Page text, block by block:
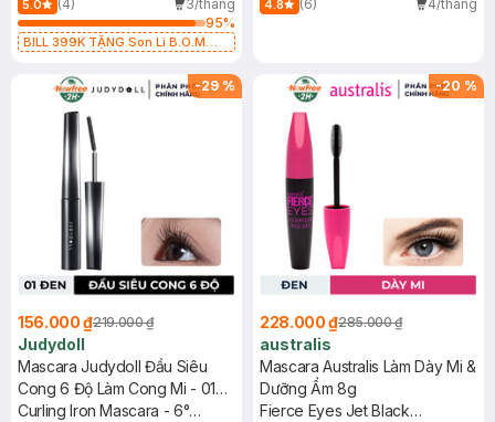
5.0 (4)
3/tháng
95%
BILL 399K TẶNG Son Lì B.O.M
(SL có hạn)
4.8 (6) 4/tháng
-29 %
156.000 ₫219.000 ₫
Judydoll
Mascara Judydoll Đầu Siêu
Cong 6 Độ Làm Cong Mi - 01
Đen 2g
Curling Iron Mascara - 6°
-20 %
228.000 ₫285.000 ₫
australis
Mascara Australis Làm Dày Mi &
Dưỡng Ẩm 8g
Fierce Eyes Jet Black